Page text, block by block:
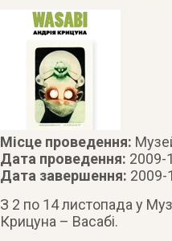
Місце проведення:
Дата проведення: 2009-
Дата завершення: 2009-
З 2 по 14 листопада у
Крицуна – Васабі.